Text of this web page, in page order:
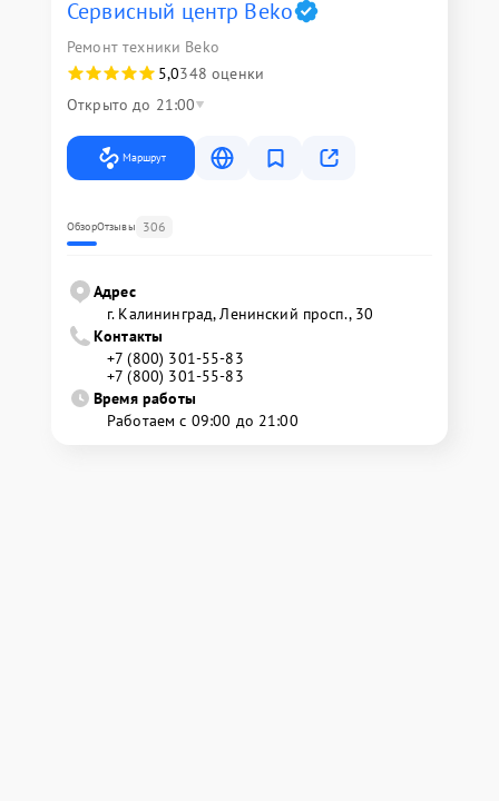
Сервисный центр Beko
Ремонт техники Beko
5,0348 оценки
Открыто до 21:00
Маршрут
ОбзорОтзывы 306
Адрес
г. Калининград, Ленинский просп., 30
Контакты
+7 (800) 301-55-83
+7 (800) 301-55-83
Время работы
Работаем с 09:00 до 21:00